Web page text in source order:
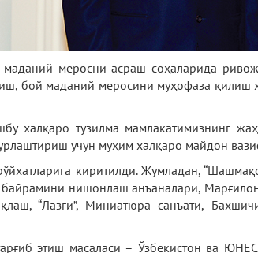
меросни асраш соҳаларида
бой маданий меросини муҳофаза қилиш
халқаро тузилма мамлакатимизнинг
учун муҳим халқаро майдон
киритилди. Жумладан,
байрамини нишонлаш анъаналари,
“Лазги”, Миниатюра санъати,
этиш масаласи – Ўзбекистон ва